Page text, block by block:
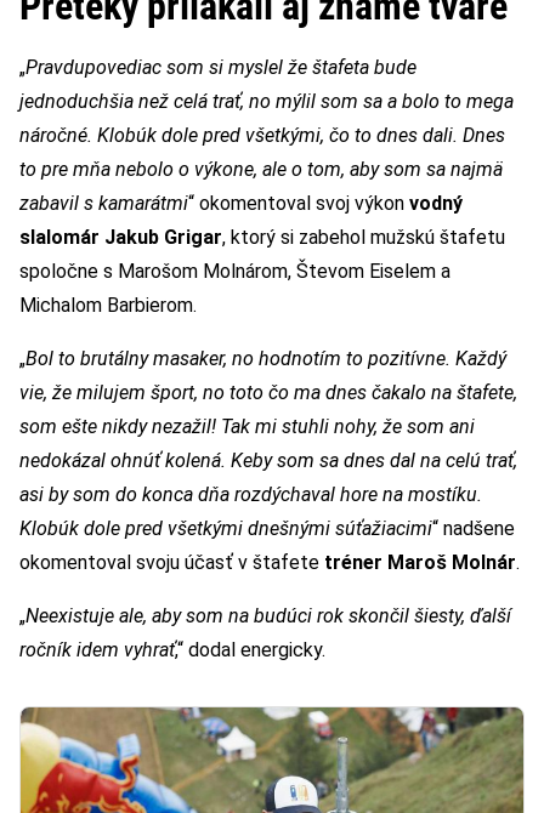
„Pravdupovediac som si myslel že štafeta bude
jednoduchšia než celá trať, no mýlil som sa a bolo to mega
náročné. Klobúk dole pred všetkými, čo to dnes dali. Dnes
to pre mňa nebolo o výkone, ale o tom, aby som sa najmä
zabavil s kamarátmi“ okomentoval svoj výkon vodný
slalomár Jakub Grigar, ktorý si zabehol mužskú štafetu
spoločne s Marošom Molnárom, Števom Eiselem a
Michalom Barbierom.
„Bol to brutálny masaker, no hodnotím to pozitívne. Každý
vie, že milujem šport, no toto čo ma dnes čakalo na štafete,
som ešte nikdy nezažil! Tak mi stuhli nohy, že som ani
nedokázal ohnúť kolená. Keby som sa dnes dal na celú trať,
asi by som do konca dňa rozdýchaval hore na mostíku.
Klobúk dole pred všetkými dnešnými súťažiacimi“ nadšene
okomentoval svoju účasť v štafete tréner Maroš Molnár.
„Neexistuje ale, aby som na budúci rok skončil šiesty, ďalší
ročník idem vyhrať,“ dodal energicky.